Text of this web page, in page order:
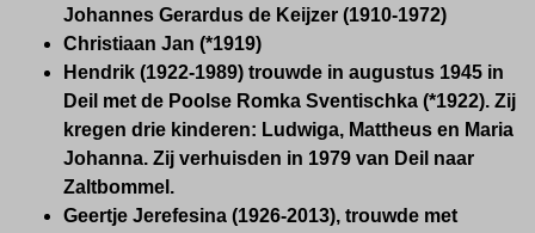
Johannes Gerardus de Keijzer (1910-1972)
Christiaan Jan (*1919)
Hendrik (1922-1989) trouwde in augustus 1945 in
Deil met de Poolse Romka Sventischka (*1922). Zij
kregen drie kinderen: Ludwiga, Mattheus en Maria
Johanna. Zij verhuisden in 1979 van Deil naar
Zaltbommel.
Geertje Jerefesina (1926-2013), trouwde met